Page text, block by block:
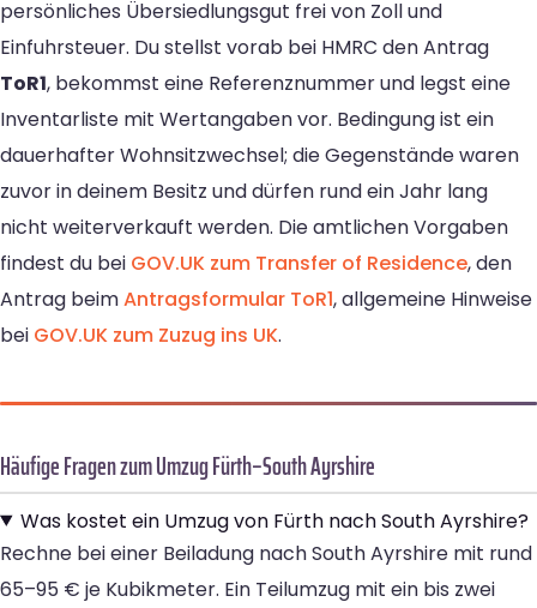
persönliches Übersiedlungsgut frei von Zoll und
Einfuhrsteuer. Du stellst vorab bei HMRC den Antrag
ToR1, bekommst eine Referenznummer und legst eine
Inventarliste mit Wertangaben vor. Bedingung ist ein
dauerhafter Wohnsitzwechsel; die Gegenstände waren
zuvor in deinem Besitz und dürfen rund ein Jahr lang
nicht weiterverkauft werden. Die amtlichen Vorgaben
findest du bei GOV.UK zum Transfer of Residence, den
Antrag beimAntragsformular ToR1, allgemeine Hinweise
bei GOV.UK zum Zuzug ins UK.
Häufige Fragen zum Umzug Fürth–South Ayrshire
Was kostet ein Umzug von Fürth nach South Ayrshire?
Rechne bei einer Beiladung nach South Ayrshire mit rund
65–95 € je Kubikmeter. Ein Teilumzug mit ein bis zwei